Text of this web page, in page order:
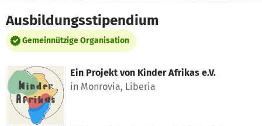
Ausbildungsstipendium
Gemeinnützige Organisation
Ein Projekt von Kinder Afrikas e.V.
in Monrovia, Liberia